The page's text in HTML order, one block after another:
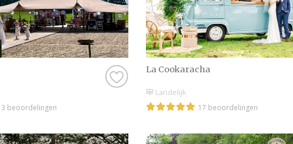
3 beoordelingen
La Cookaracha
Landelijk
17 beoordelingen